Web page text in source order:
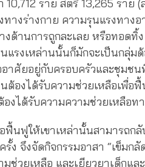
ราย สตรี 13,265 ราย (
างร่างกาย ความรุนแรงทาง
ด้านการถูกละเลย หรือทอดทิ้
แรงเหล่านนั้นก็มักจะเป็นกลุ่ม
าศัยอยู่กับครอบครัวและชุมชน
ต้องได้รับความช่วยเหลือเพื่อ
งได้รับความความช่วยเหลือ
ฟื้นฟูให้เขาเหล่านั้นสามารถก
ง จึงจัดกิจกรรมอาสา “เข็มก
ช่วยเหลือ และเยียวยาเด็กแล